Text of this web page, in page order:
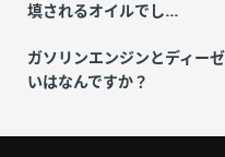
填されるオイルでし...
ガソリンエンジンとディー
いはなんですか？